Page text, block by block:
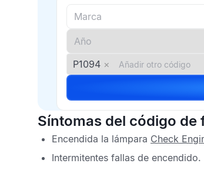
P1094 ×
Síntomas del código de
Encendida la lámpara Check
Intermitentes fallas de encendido.